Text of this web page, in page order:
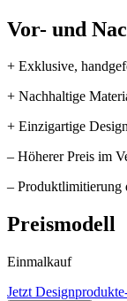
Vor- und
+ Exklusive,
+ Nachhaltige
+ Einzigartige
– Höherer Preis im
– Produktlimitierung
Preismodell
Einmalkauf
Jetzt